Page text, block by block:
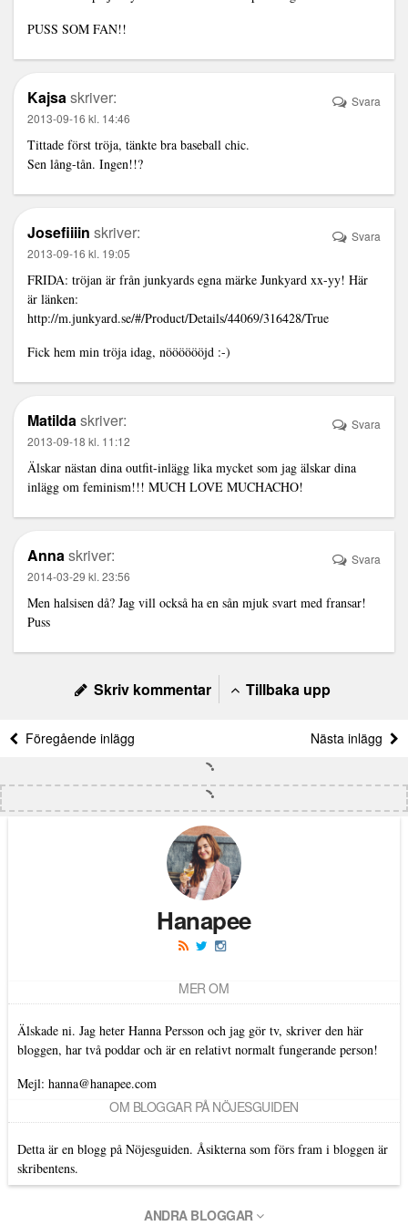
PUSS SOM FAN!!
Kajsaskriver:
2013-09-16 kl. 14:46
Tittade först tröja, tänkte bra baseball chic.
Sen lång-tån. Ingen!!?
Svara
Josefiiiin skriver:
2013-09-16 kl. 19:05
FRIDA: tröjan är från junkyards egna märke Junkyard xx-yy! Här
är länken:
http://m.junkyard.se/#/Product/Details/44069/316428/True
Fick hem min tröja idag, nööööööjd :-)
Svara
Matildaskriver:
2013-09-18 kl. 11:12
Älskar nästan dina outfit-inlägg lika mycket som jag älskar dina
inlägg om feminism!!! MUCH LOVE MUCHACHO!
Svara
Annaskriver:
2014-03-29 kl. 23:56
Men halsisen då? Jag vill också ha en sån mjuk svart med fransar!
Puss
Svara
Skriv kommentar Tillbaka upp
Föregående inlägg Nästa inlägg
Hanapee
MER OM
Älskade ni. Jag heter Hanna Persson och jag gör tv, skriver den här
bloggen, har två poddar och är en relativt normalt fungerande person!
Mejl: hanna@hanapee.com
OM BLOGGAR PÅ NÖJESGUIDEN
Detta är en blogg på Nöjesguiden. Åsikterna som förs fram i bloggen är
skribentens.
ANDRA BLOGGAR